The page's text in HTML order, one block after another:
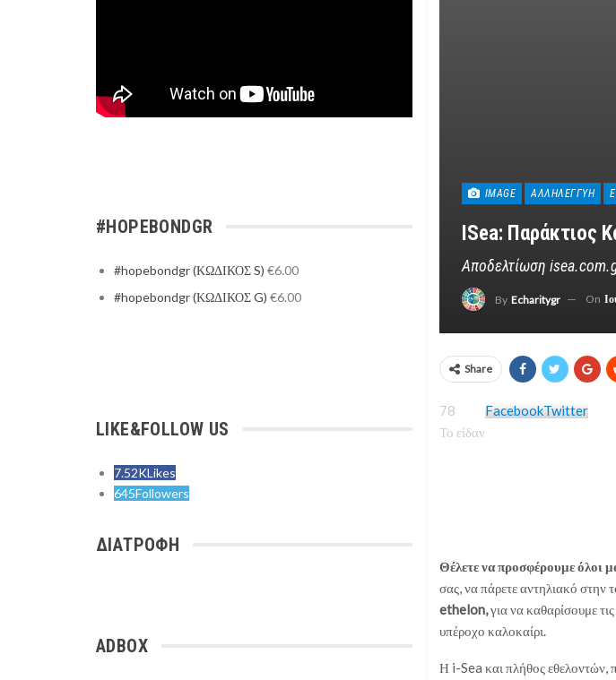
IMAGE ΑΛΛΗΛΕΓΓΎΗ
ISea: Παράκτιος
Αποδελτίωση
By Echaritygr On
Share
78
Το είδαν
FacebookTwitter
Θέλετε να προσφέρουμε όλοι
σας, να πάρετε αντηλιακό στην
ethelon,για να καθαρίσουμε
υπέροχο καλοκαίρι.
Η i-Sea και πλήθος εθελοντών,
#HOPEBONDGR
#hopebondgr (ΚΩΔΙΚΟΣ S) €6.00
#hopebondgr (ΚΩΔΙΚΟΣ G) €6.00
LIKE&FOLLOW US
7.52KLikes
645Followers
ΔΙΑΤΡΟΦΗ
ADBOX